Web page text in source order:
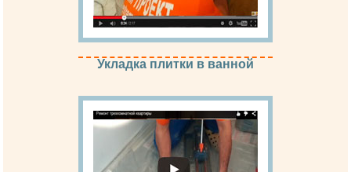
Укладка плитки в ванной